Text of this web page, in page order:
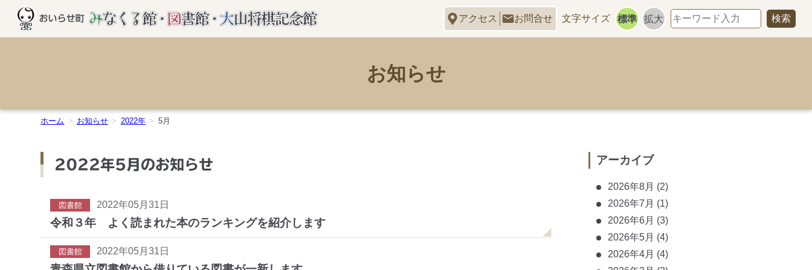
アクセス お問合せ 文字サイズ 標準 拡大
お知らせ
ホーム お知らせ 2022年 5月
2022年5月のお知らせ
図書館 2022年05月31日
令和３年 よく読まれた本のランキングを紹介します
図書館 2022年05月31日
アーカイブ
2026年8月 (2)
2026年7月 (1)
2026年6月 (3)
2026年5月 (4)
2026年4月 (4)